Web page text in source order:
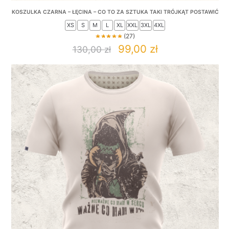
KOSZULKA CZARNA – ŁĘCINA – CO TO ZA SZTUKA TAKI TRÓJKĄT POSTAWIĆ
XS S M L XL XXL 3XL 4XL
(27)
130,00zł
Original
price
was:
99,00 złCurrent
price
is:
99,00 zł.
This
product
has
variants.
The
options
may
be
chosen
on
the
product